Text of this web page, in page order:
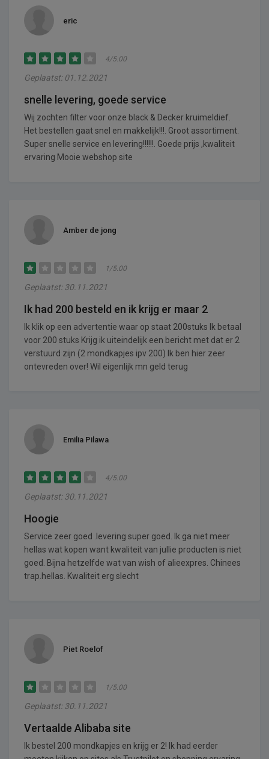
eric
4/5.00
Geplaatst: 01.12.2021
snelle levering, goede service
Wij zochten filter voor onze black & Decker kruimeldief.
Het bestellen gaat snel en makkelijk!!!. Groot assortiment.
Super snelle service en levering!!!!!!. Goede prijs ,kwaliteit
ervaring Mooie webshop site
Amber de jong
1/5.00
Geplaatst: 30.11.2021
Ik had 200 besteld en ik krijg er maar 2
Ik klik op een advertentie waar op staat 200stuks Ik betaal
voor 200 stuks Krijg ik uiteindelijk een bericht met dat er 2
verstuurd zijn (2 mondkapjes ipv 200) Ik ben hier zeer
ontevreden over! Wil eigenlijk mn geld terug
Emilia Pilawa
4/5.00
Geplaatst: 30.11.2021
Hoogie
Service zeer goed .levering super goed. Ik ga niet meer
hellas wat kopen want kwaliteit van jullie producten is niet
goed. Bijna hetzelfde wat van wish of alieexpres. Chinees
trap.hellas. Kwaliteit erg slecht
Piet Roelof
1/5.00
Geplaatst: 30.11.2021
Vertaalde Alibaba site
Ik bestel 200 mondkapjes en krijg er 2! Ik had eerder